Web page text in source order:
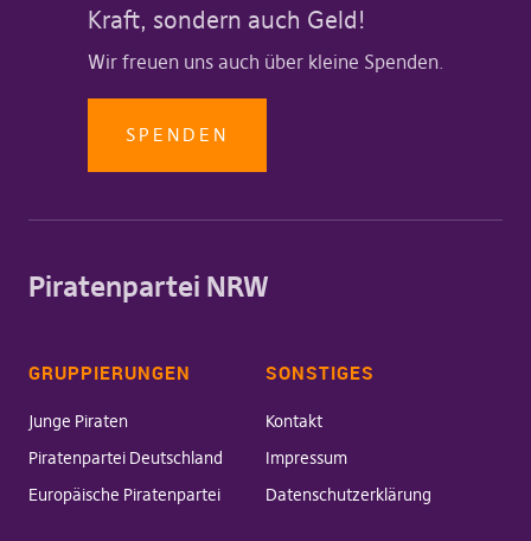
Kraft, sondern auch Geld!
Wir freuen uns auch über kleine Spenden.
SPENDEN
Piratenpartei NRW
GRUPPIERUNGEN
Junge Piraten
Piratenpartei Deutschland
Europäische Piratenpartei
SONSTIGES
Kontakt
Impressum
Datenschutzerklärung